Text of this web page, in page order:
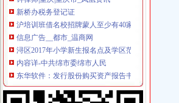
沪培训班借名校招牌蒙人至少有40家冒牌培训班
信息广告__都市_温商网
浔区2017年小学新生报名点及学区范围出炉-南昌新
内容详-中共绵市委绵市人民
东华软件：发行股份购买资产报告书_股票频道_证
童家桥办税务登记证
已开店,想办税务登记证询问需要那些手续-淮安市
合伙制企业办理税务登记证是否缴纳印花税？-高顿